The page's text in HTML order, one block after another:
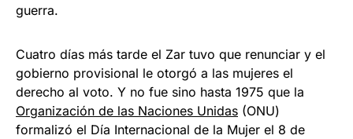
guerra.
Cuatro días más tarde el Zar tuvo que renunciar y el
gobierno provisional le otorgó a las mujeres el
derecho al voto. Y no fue sino hasta 1975 que la
Organización de las Naciones Unidas (ONU)
formalizó el Día Internacional de la Mujer el 8 de